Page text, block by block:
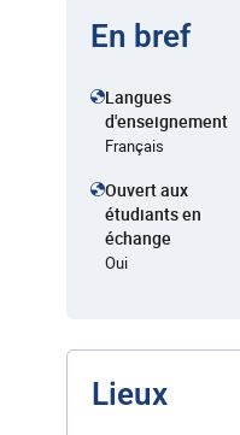
En bref
Langues
d'enseignement
Français
Ouvert aux
étudiants en
échange
Oui
Lieux